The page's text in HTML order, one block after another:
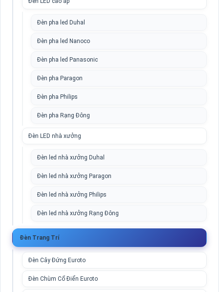
Đèn pha led Duhal
Đèn pha led Nanoco
Đèn pha led Panasonic
Đèn pha Paragon
Đèn pha Philips
Đèn pha Rạng Đông
Đèn LED nhà xưởng
Đèn led nhà xưởng Duhal
Đèn led nhà xưởng Paragon
Đèn led nhà xưởng Philips
Đèn led nhà xưởng Rạng Đông
Đèn Trang Trí
Đèn Cây Đứng Euroto
Đèn Chùm Cổ Điển Euroto